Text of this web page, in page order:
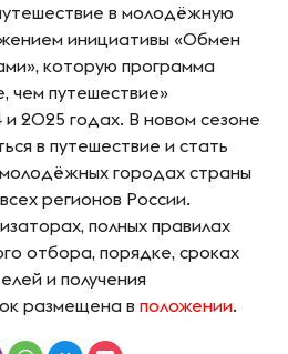
в молодёжную
инициативы «Обмен
которую программа
чем путешествие»
2025 годах. В новом сезоне
в путешествие и стать
городах страны
регионов России.
полных правилах
отбора, порядке, сроках
и получения
размещена в положении.